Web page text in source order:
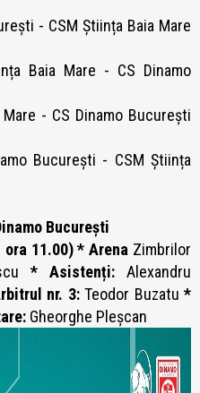
- CSM Știința Baia Mare
Baia Mare - CS Dinamo
- CS Dinamo București
București - CSM Știința
București
ora 11.00) * Arena Zimbrilor
* Asistenți: Alexandru
nr. 3: Teodor Buzatu *
Gheorghe Pleșcan